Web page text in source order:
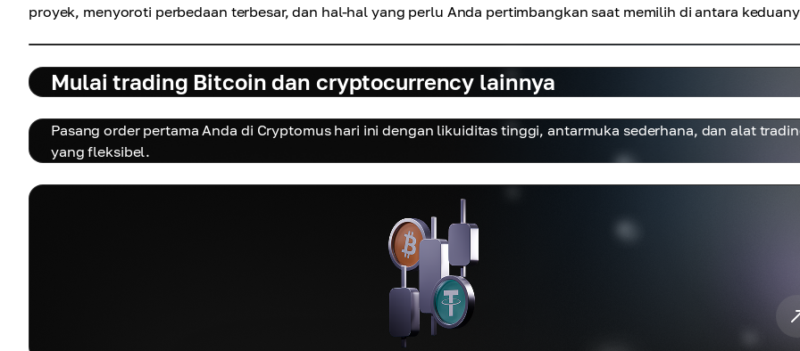
proyek, menyoroti perbedaan terbesar, dan hal-hal yang perlu Anda pertimbangkan saat memilih di antara
Mulai trading Bitcoin dan cryptocurrency lainnya
Pasang order pertama Anda di Cryptomus hari ini dengan likuiditas tinggi, antarmuka sederhana, dan alat
yang fleksibel.